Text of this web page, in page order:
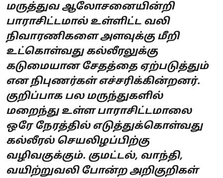
மருத்துவ ஆலோசனையின்றி
பாராசிட்டமால் உள்ளிட்ட வலி
நிவாரணிகளை அளவுக்கு மீறி
உட்கொள்வது கல்லீரலுக்கு
கடுமையான சேதத்தை ஏற்படுத்தும்
என நிபுணர்கள் எச்சரிக்கின்றனர்.
குறிப்பாக பல மருந்துகளில்
மறைந்து உள்ள பாராசிட்டமாலை
ஒரே நேரத்தில் எடுத்துக்கொள்வது
கல்லீரல் செயலிழப்பிற்கு
வழிவகுக்கும். குமட்டல், வாந்தி,
வயிற்றுவலி போன்ற அறிகுறிகள்